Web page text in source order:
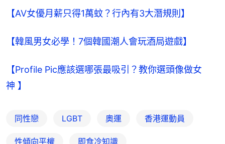
【AV女優月薪只得1萬蚊？行內有3大潛規則】
【韓風男女必學！7個韓國潮人會玩酒局遊戲】
【Profile Pic應該選哪張最吸引？教你選頭像做女
神 】
同性戀 LGBT 奧運 香港運動員
性傾向平權 即食冷知識